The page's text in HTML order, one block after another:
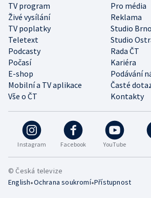
Instagram Facebook YouTube
TV program
Pro média
Živé vysílání
Reklama
TV poplatky
Studio Brno
Teletext
Studio
Podcasty
Rada ČT
Počasí
Kariéra
E-shop
Podávání
Mobilní a TV aplikace
Časté
Vše o ČT
Kontakty
© Česká televize
English•Ochrana soukromí•Přístupnost